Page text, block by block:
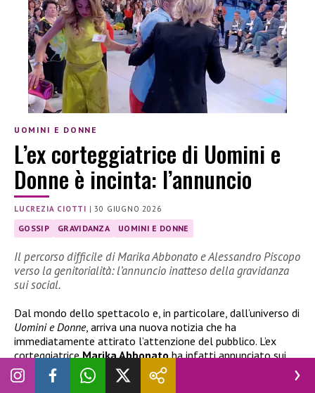
UOMINI E DONNE
L’ex corteggiatrice di Uomini e
Donne è incinta: l’annuncio
LUCREZIA CIOTTI |30 GIUGNO 2026
GOSSIP GRAVIDANZA UOMINI E DONNE
Il percorso difficile di Marika Abbonato e Alessandro Piscopo
verso la genitorialità: l’annuncio inatteso della gravidanza
sui social.
Dal mondo dello spettacolo e, in particolare, dall’universo di
Uomini e Donne, arriva una nuova notizia che ha
immediatamente attirato l’attenzione del pubblico. L’ex
corteggiatriceMarika Abbonatoha infatti annunciato sui
social una novità molto importante della sua vita privata:
l’attesa del primo figlio insieme al compagno